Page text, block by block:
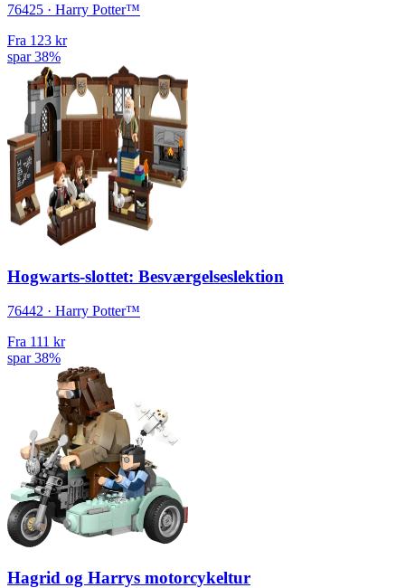
76425 · Harry Potter™
Fra 123 kr
spar 38%
Hogwarts-slottet: Besværgelseslektion
76442 · Harry Potter™
Fra 111 kr
spar 38%
Hagrid og Harrys motorcykeltur